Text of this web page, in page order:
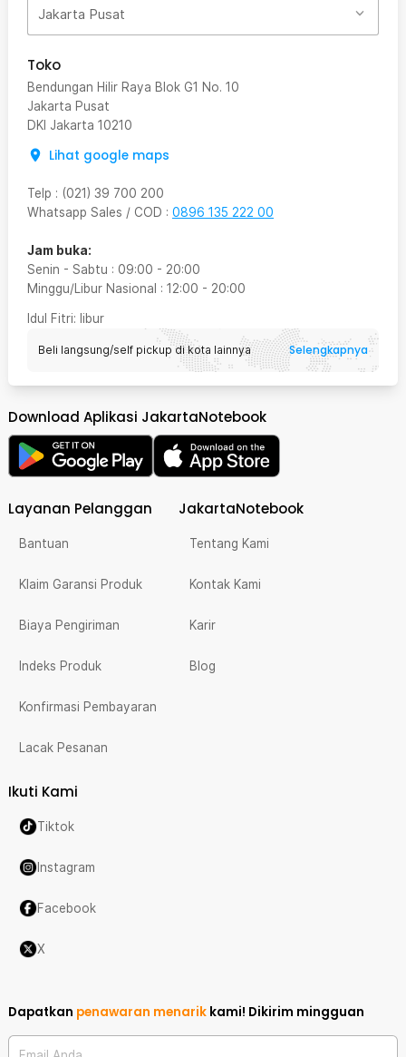
Jakarta Pusat
Toko
Bendungan Hilir Raya Blok G1 No. 10
Jakarta Pusat
DKI Jakarta 10210
Lihat google maps
Telp : (021) 39 700 200
Whatsapp Sales / COD : 0896 135 222 00
Jam buka:
Senin - Sabtu : 09:00 - 20:00
Minggu/Libur Nasional : 12:00 - 20:00
Idul Fitri: libur
Beli langsung/self pickup di kota lainnya Selengkapnya
Download Aplikasi JakartaNotebook
Layanan Pelanggan
Bantuan
Klaim Garansi Produk
Biaya Pengiriman
Indeks Produk
Konfirmasi Pembayaran
Lacak Pesanan
JakartaNotebook
Tentang Kami
Kontak Kami
Karir
Blog
Ikuti Kami
Tiktok
Instagram
Facebook
X
Dapatkan penawaran menarik kami! Dikirim mingguan